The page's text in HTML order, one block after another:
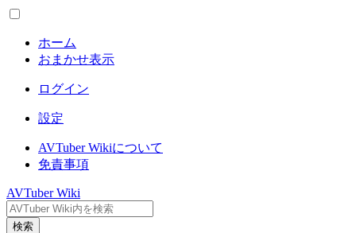
ホーム
おまかせ表示
ログイン
設定
AVTuber Wikiについて
免責事項
AVTuber Wiki
検索